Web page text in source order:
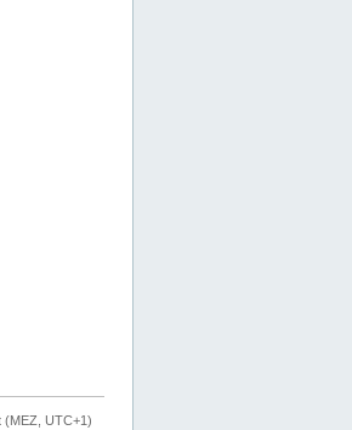
(MEZ, UTC+1)